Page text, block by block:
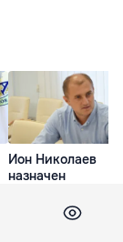
Ион Николаев
назначен
Национального
органа по